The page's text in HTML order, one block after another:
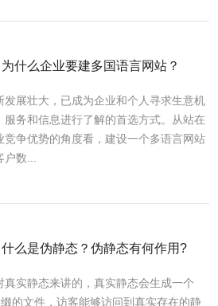
什么企业要建多国语言网站？
发展壮大，已成为企业和个人寻求生意机
服务和信息进行了解的首选方式。从站在
竞争优势的角度看，建设一个多语言网站
数...
么是伪静态？伪静态有何作用?
真实静态来讲的，真实静态会生成一个
的文件，访客能够访问到真实存在的静